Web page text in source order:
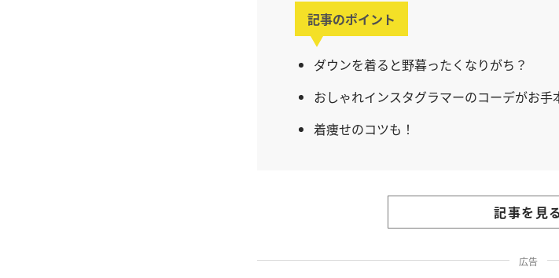
記事のポイント
ダウンを着ると野暮ったくなりがち？
おしゃれインスタグラマーのコーデがお手
着痩せのコツも！
記事を見る
広告